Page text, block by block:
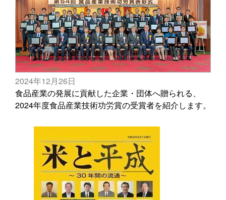
2024年12月26日
食品産業の発展に貢献した企業・団体へ贈られる、
2024年度食品産業技術功労賞の受賞者を紹介します。